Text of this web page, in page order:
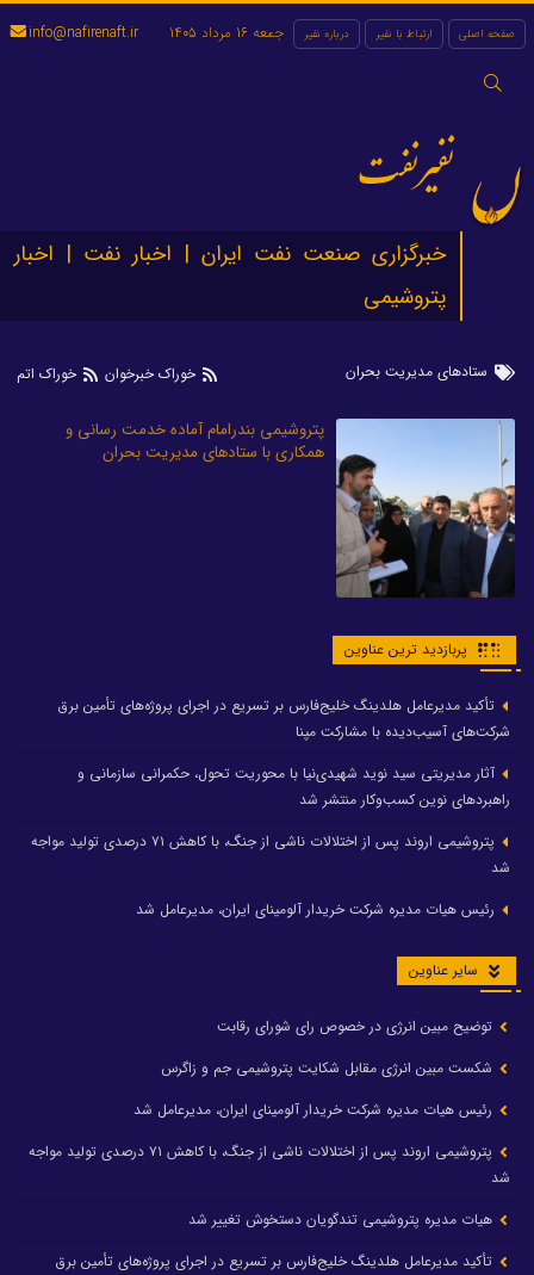
صفحه اصلی ارتباط با نفیر درباره نفیر
جستجو
جمعه 16 مرداد 1405 info@nafirenaft.ir
نفیرنفت
خبرگزاری صنعت نفت ایران | اخبار نفت | اخبار
پتروشیمی
ستادهای مدیریت بحران خوراک خبرخوان خوراک اتم
پتروشیمی بندرامام آماده خدمت رسانی و
همکاری با ستادهای مدیریت بحران
پربازدید ترین عناوین
تأکید مدیرعامل هلدینگ خلیج‌فارس بر تسریع در اجرای پروژه‌های تأمین برق
شرکت‌های آسیب‌دیده با مشارکت مپنا
آثار مدیریتی سید نوید شهیدی‌نیا با محوریت تحول، حکمرانی سازمانی و
راهبردهای نوین کسب‌وکار منتشر شد
پتروشیمی اروند پس از اختلالات ناشی از جنگ، با کاهش ۷۱ درصدی تولید مواجه
شد
رئیس هیات مدیره شرکت خریدار آلومینای ایران، مدیرعامل شد
سایر عناوین
توضیح مبین انرژی در خصوص رای شورای رقابت
شکست مبین انرژی مقابل شکایت پتروشیمی جم و زاگرس
رئیس هیات مدیره شرکت خریدار آلومینای ایران، مدیرعامل شد
پتروشیمی اروند پس از اختلالات ناشی از جنگ، با کاهش ۷۱ درصدی تولید مواجه
شد
هیات مدیره پتروشیمی تندگویان دستخوش تغییر شد
تأکید مدیرعامل هلدینگ خلیج‌فارس بر تسریع در اجرای پروژه‌های تأمین برق